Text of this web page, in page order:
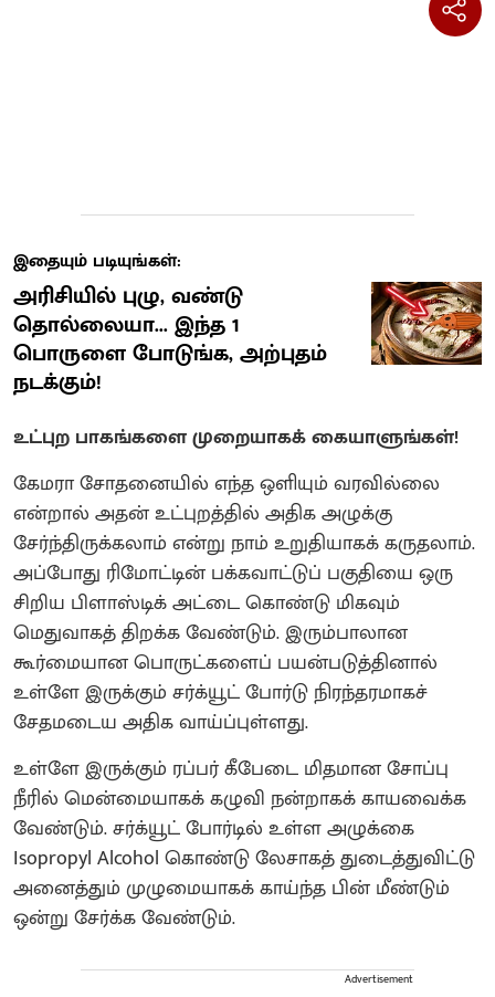
இதையும் படியுங்கள்:
அரிசியில் புழு, வண்டு
தொல்லையா... இந்த 1
பொருளை போடுங்க, அற்புதம்
நடக்கும்!
உட்புற பாகங்களை முறையாகக் கையாளுங்கள்!
கேமரா சோதனையில் எந்த ஒளியும் வரவில்லை
என்றால் அதன் உட்புறத்தில் அதிக அழுக்கு
சேர்ந்திருக்கலாம் என்று நாம் உறுதியாகக் கருதலாம்.
அப்போது ரிமோட்டின் பக்கவாட்டுப் பகுதியை ஒரு
சிறிய பிளாஸ்டிக் அட்டை கொண்டு மிகவும்
மெதுவாகத் திறக்க வேண்டும். இரும்பாலான
கூர்மையான பொருட்களைப் பயன்படுத்தினால்
உள்ளே இருக்கும் சர்க்யூட் போர்டு நிரந்தரமாகச்
சேதமடைய அதிக வாய்ப்புள்ளது.
உள்ளே இருக்கும் ரப்பர் கீபேடை மிதமான சோப்பு
நீரில் மென்மையாகக் கழுவி நன்றாகக் காயவைக்க
வேண்டும். சர்க்யூட் போர்டில் உள்ள அழுக்கை
Isopropyl Alcohol கொண்டு லேசாகத் துடைத்துவிட்டு
அனைத்தும் முழுமையாகக் காய்ந்த பின் மீண்டும்
ஒன்று சேர்க்க வேண்டும்.
Advertisement